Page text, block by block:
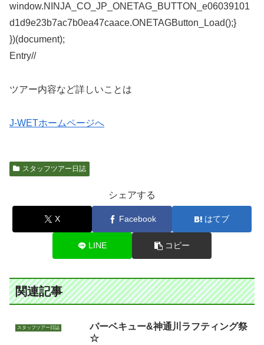
window.NINJA_CO_JP_ONETAG_BUTTON_e06039101
d1d9e23b7ac7b0ea47caace.ONETAGButton_Load();}
})(document);
Entry//
ツアー内容など詳しいことは
J-WETホームページへ
スタッフツアー日誌
シェアする
X Facebook はてブ
LINE コピー
関連記事
スタッフツアー日誌
バーベキュー&神通川ラフティング祭
☆